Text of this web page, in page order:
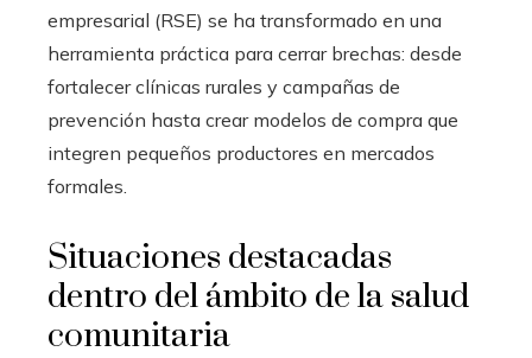
empresarial (RSE) se ha transformado en una
herramienta práctica para cerrar brechas: desde
fortalecer clínicas rurales y campañas de
prevención hasta crear modelos de compra que
integren pequeños productores en mercados
formales.
Situaciones destacadas
dentro del ámbito de la salud
comunitaria